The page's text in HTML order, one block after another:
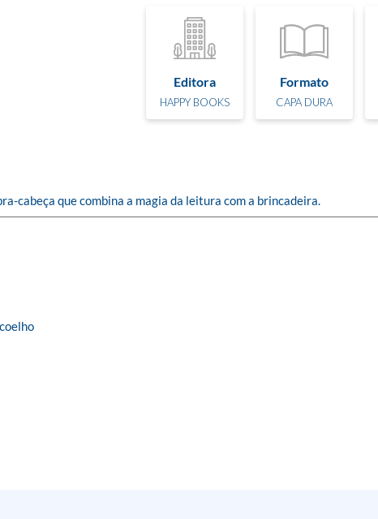
Editora
HAPPY BOOKS
Formato
CAPA DURA
cabeça que combina a magia da leitura com a brincadeira.